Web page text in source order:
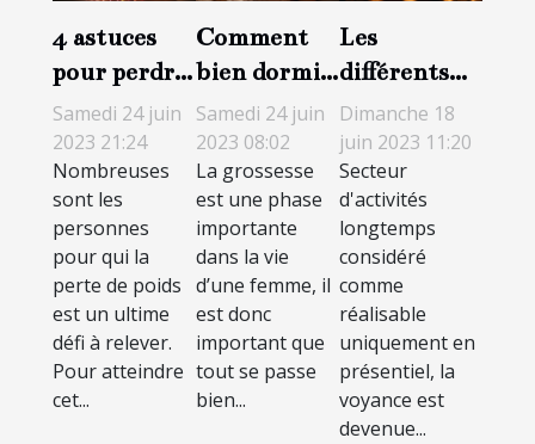
4 astuces
pour perdre
du poids de
manière
saine et
durable
Samedi 24 juin
2023 21:24
Nombreuses
sont les
personnes
pour qui la
perte de poids
est un ultime
défi à relever.
Pour atteindre
cet...
Comment
bien dormir
durant la
grossesse ?
Samedi 24 juin
2023 08:02
La grossesse
est une phase
importante
dans la vie
d’une femme, il
est donc
important que
tout se passe
bien...
Les
différents
types de
voyance à
distance
Dimanche 18
juin 2023 11:20
Secteur
d'activités
longtemps
considéré
comme
réalisable
uniquement en
présentiel, la
voyance est
devenue...